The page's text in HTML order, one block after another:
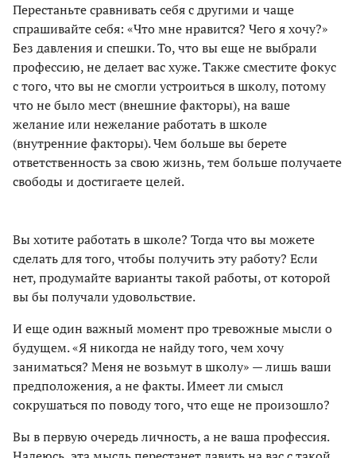
Перестаньте сравнивать себя с другими и чаще
спрашивайте себя: «Что мне нравится? Чего я хочу?»
Без давления и спешки. То, что вы еще не выбрали
профессию, не делает вас хуже. Также сместите фокус
с того, что вы не смогли устроиться в школу, потому
что не было мест (внешние факторы), на ваше
желание или нежелание работать в школе
(внутренние факторы). Чем больше вы берете
ответственность за свою жизнь, тем больше получаете
свободы и достигаете целей.
Вы хотите работать в школе? Тогда что вы можете
сделать для того, чтобы получить эту работу? Если
нет, продумайте варианты такой работы, от которой
вы бы получали удовольствие.
И еще один важный момент про тревожные мысли о
будущем. «Я никогда не найду того, чем хочу
заниматься? Меня не возьмут в школу» — лишь ваши
предположения, а не факты. Имеет ли смысл
сокрушаться по поводу того, что еще не произошло?
Вы в первую очередь личность, а не ваша профессия.